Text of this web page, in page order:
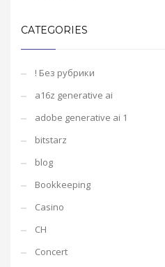
CATEGORIES
! Без рубрики
a16z generative ai
adobe generative ai 1
bitstarz
blog
Bookkeeping
Casino
CH
Concert